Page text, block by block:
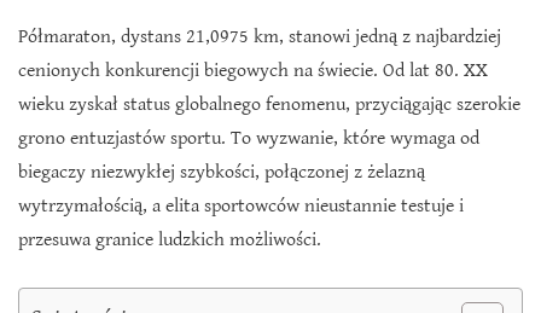
Półmaraton, dystans 21,0975 km, stanowi jedną z najbardziej
cenionych konkurencji biegowych na świecie. Od lat 80. XX
wieku zyskał status globalnego fenomenu, przyciągając szerokie
grono entuzjastów sportu. To wyzwanie, które wymaga od
biegaczy niezwykłej szybkości, połączonej z żelazną
wytrzymałością, a elita sportowców nieustannie testuje i
przesuwa granice ludzkich możliwości.